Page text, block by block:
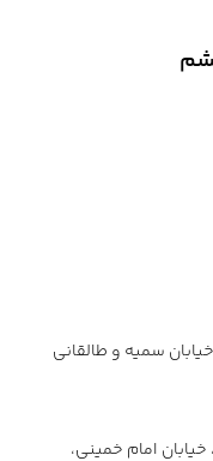
سمیه و طالقانی
خیابان امام خمینی،